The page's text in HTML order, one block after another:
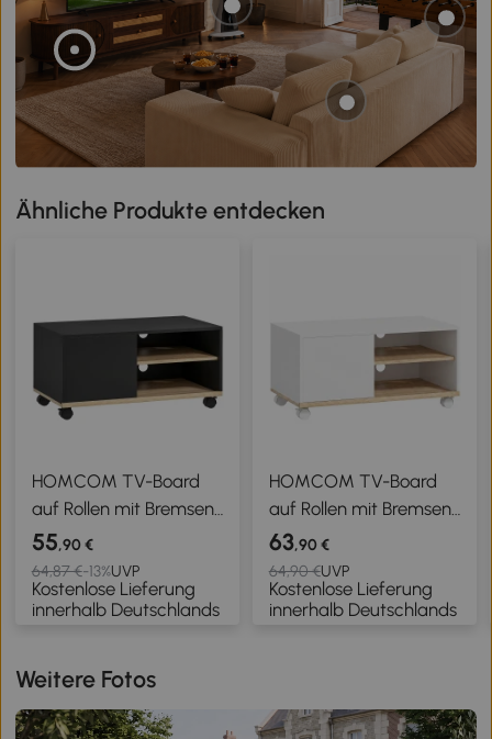
Ähnliche Produkte entdecken
HOMCOM TV-Board
auf Rollen mit Bremsen,
TV-Möbel mit Schrank
und verstellbarer
Ablage, Schwarz und
Eiche
55,90 €
64,87 €-13%UVP
Kostenlose Lieferung
innerhalb Deutschlands
HOMCOM TV-Board
auf Rollen mit Bremsen,
TV-Möbel mit Schrank
und verstellbarer
Ablage, Weiß und Eiche
63,90 €
64,90 €UVP
Kostenlose Lieferung
innerhalb Deutschlands
Weitere Fotos